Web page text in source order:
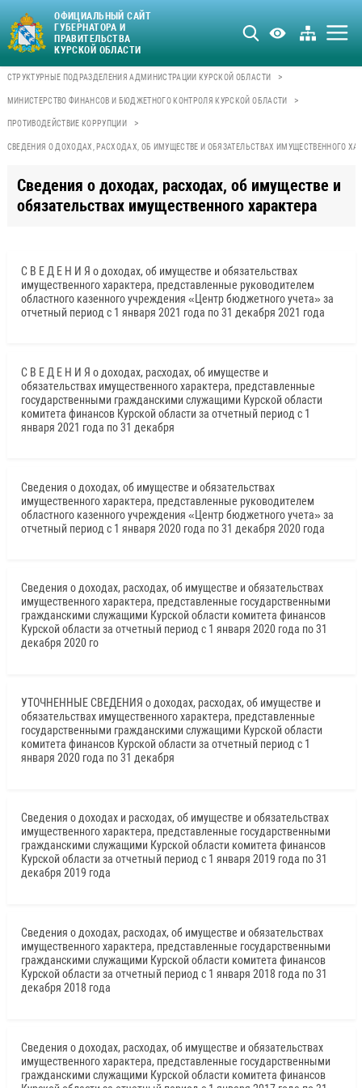
ОФИЦИАЛЬНЫЙ САЙТ
ГУБЕРНАТОРА И
ПРАВИТЕЛЬСТВА
КУРСКОЙ ОБЛАСТИ
СТРУКТУРНЫЕ ПОДРАЗДЕЛЕНИЯ АДМИНИСТРАЦИИ КУРСКОЙ ОБЛАСТИ >
МИНИСТЕРСТВО ФИНАНСОВ И БЮДЖЕТНОГО КОНТРОЛЯ КУРСКОЙ ОБЛАСТИ >
ПРОТИВОДЕЙСТВИЕ КОРРУПЦИИ >
СВЕДЕНИЯ О ДОХОДАХ, РАСХОДАХ, ОБ ИМУЩЕСТВЕ И ОБЯЗАТЕЛЬСТВАХ ИМУЩЕСТВЕННОГО
Сведения о доходах, расходах, об имуществе и
обязательствах имущественного характера
С В Е Д Е Н И Я о доходах, об имуществе и обязательствах
имущественного характера, представленные руководителем
областного казенного учреждения «Центр бюджетного учета» за
отчетный период с 1 января 2021 года по 31 декабря 2021 года
С В Е Д Е Н И Я о доходах, расходах, об имуществе и
обязательствах имущественного характера, представленные
государственными гражданскими служащими Курской области
комитета финансов Курской области за отчетный период с 1
января 2021 года по 31 декабря
Сведения о доходах, об имуществе и обязательствах
имущественного характера, представленные руководителем
областного казенного учреждения «Центр бюджетного учета» за
отчетный период с 1 января 2020 года по 31 декабря 2020 года
Сведения о доходах, расходах, об имуществе и обязательствах
имущественного характера, представленные государственными
гражданскими служащими Курской области комитета финансов
Курской области за отчетный период с 1 января 2020 года по 31
декабря 2020 го
УТОЧНЕННЫЕ СВЕДЕНИЯ о доходах, расходах, об имуществе и
обязательствах имущественного характера, представленные
государственными гражданскими служащими Курской области
комитета финансов Курской области за отчетный период с 1
января 2020 года по 31 декабря
Сведения о доходах и расходах, об имуществе и обязательствах
имущественного характера, представленные государственными
гражданскими служащими Курской области комитета финансов
Курской области за отчетный период с 1 января 2019 года по 31
декабря 2019 года
Сведения о доходах, расходах, об имуществе и обязательствах
имущественного характера, представленные государственными
гражданскими служащими Курской области комитета финансов
Курской области за отчетный период с 1 января 2018 года по 31
декабря 2018 года
Сведения о доходах, расходах, об имуществе и обязательствах
имущественного характера, представленные государственными
гражданскими служащими Курской области комитета финансов